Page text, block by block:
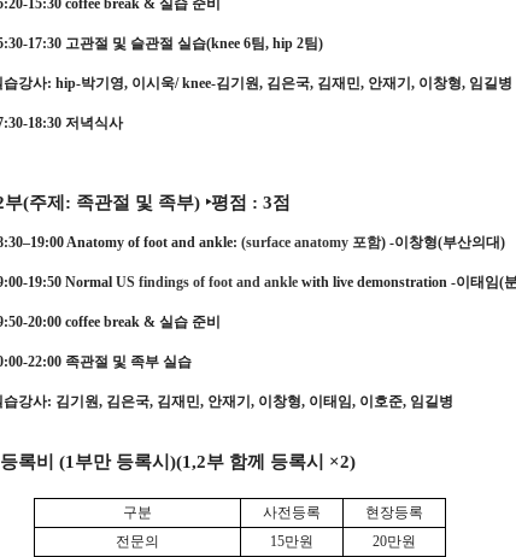
15:30 coffee break & 실습 준비
17:30 고관절 및 슬관절 실습(knee 6팀, hip 2팀)
습강사: hip-박기영, 이시욱/ knee-김기원, 김은국, 김재민, 안재기, 이창형, 임길병
18:30 저녁식사
부(주제: 족관절 및 족부) ‣평점 : 3점
Anatomy of foot and ankle: (surface anatomy 포함) -이창형(부산의대)
19:50 Normal US findings of foot and ankle with live demonstration -이태임(
20:00 coffee break & 실습 준비
22:00 족관절 및 족부 실습
습강사: 김기원, 김은국, 김재민, 안재기, 이창형, 이태임, 이호준, 임길병
등록비 (1부만 등록시)(1,2부 함께 등록시 ×2)
구분 사전등록
현장등록
전문의
15만원
20만원